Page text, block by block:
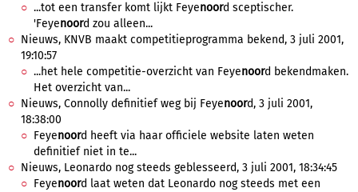
...tot een transfer komt lijkt Feyenoord sceptischer.
'Feyenoord zou alleen...
Nieuws, KNVB maakt competitieprogramma bekend, 3 juli 2001,
19:10:57
...het hele competitie-overzicht van Feyenoord bekendmaken.
Het overzicht van...
Nieuws, Connolly definitief weg bij Feyenoord, 3 juli 2001,
18:38:00
Feyenoord heeft via haar officiele website laten weten
definitief niet in te...
Nieuws, Leonardo nog steeds geblesseerd, 3 juli 2001, 18:34:45
Feyenoord laat weten dat Leonardo nog steeds met een